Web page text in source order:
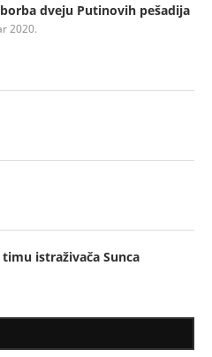
dveju Putinovih pešadija
2020.
istraživača Sunca